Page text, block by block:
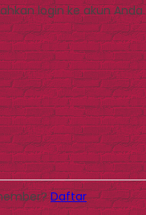
login ke akun Anda.
Daftar